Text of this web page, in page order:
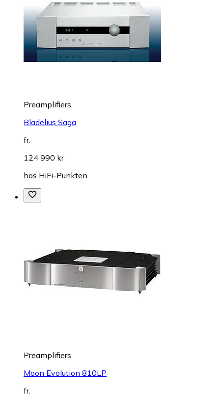
Preamplifiers
Bladelius Saga
fr.
124 990 kr
hos HiFi-Punkten
Preamplifiers
Moon Evolution 810LP
fr.